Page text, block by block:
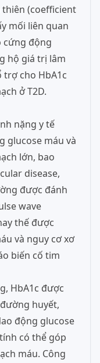
thiên (coefficient
mối liên quan
cứng động
hộ giá trị lâm
trợ cho HbA1c
ở T2D.
nặng y tế
glucose máu và
lớn, bao
disease,
được đánh
wave
thế được
và nguy cơ xơ
biến cố tim
HbA1c được
huyết,
động glucose
có thể góp
máu. Công